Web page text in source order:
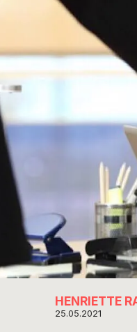
HENRIETTE
25.05.2021